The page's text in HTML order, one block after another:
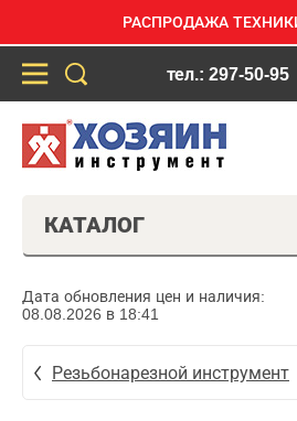
РАСПРОДАЖА
тел.: 297-50-95
КАТАЛОГ
Дата обновления цен и наличия:
08.08.2026 в 18:41
Резьбонарезной инструмент